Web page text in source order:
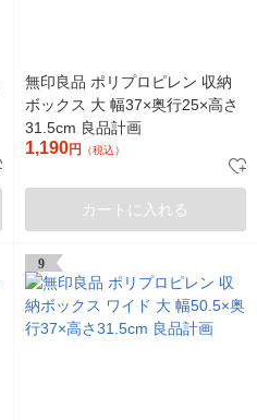
無印良品 ポリプロピレン 収納
ボックス 大 幅37×奥行25×高さ
31.5cm 良品計画
1,190円 （税込）
カートに入れる
9